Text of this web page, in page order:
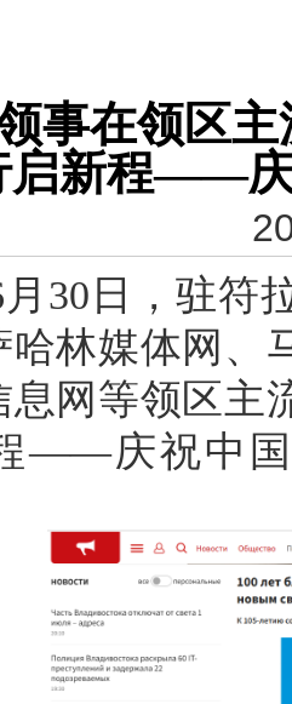
事在领区
启新程——庆
月30日，驻符
哈林媒体网、
息网等领区主
——庆祝中国